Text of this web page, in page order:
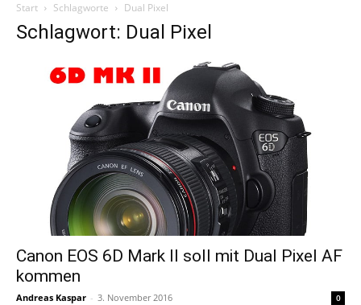
Start Schlagworte Dual Pixel
Schlagwort: Dual Pixel
Canon EOS 6D Mark II soll mit Dual Pixel AF
kommen
Andreas Kaspar - 3. November 2016 0